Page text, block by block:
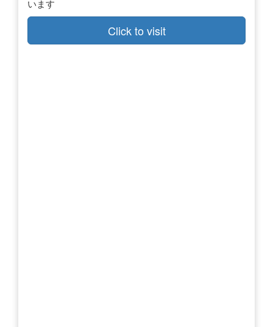
います
Click to visit